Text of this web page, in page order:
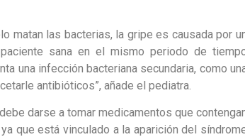
matan las bacterias, la gripe es causada por
sana en el mismo periodo de
una infección bacteriana secundaria, como
antibióticos”, añade el pediatra.
darse a tomar medicamentos que
que está vinculado a la aparición del